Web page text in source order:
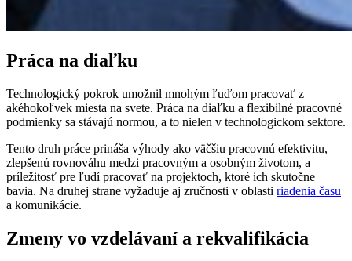
Práca na diaľku
Technologický pokrok umožnil mnohým ľuďom pracovať z
akéhokoľvek miesta na svete. Práca na diaľku a flexibilné pracovné
podmienky sa stávajú normou, a to nielen v technologickom sektore.
Tento druh práce prináša výhody ako väčšiu pracovnú efektivitu,
zlepšenú rovnováhu medzi pracovným a osobným životom, a
príležitosť pre ľudí pracovať na projektoch, ktoré ich skutočne
bavia. Na druhej strane vyžaduje aj zručnosti v oblasti riadenia času
a komunikácie.
Zmeny vo vzdelávaní a rekvalifikácia